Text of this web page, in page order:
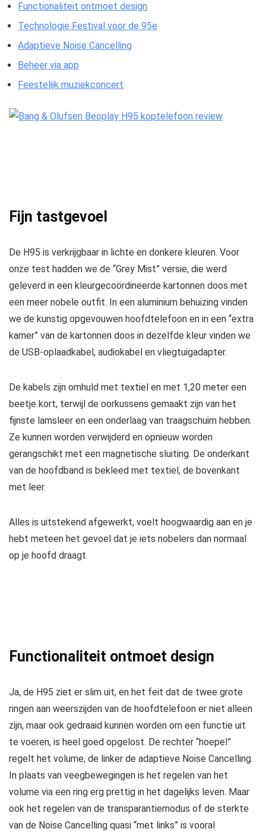
Functionaliteit ontmoet design
Technologie Festival voor de 95e
Adaptieve Noise Cancelling
Beheer via app
Feestelijk muziekconcert
Fijn tastgevoel
De H95 is verkrijgbaar in lichte en donkere kleuren. Voor
onze test hadden we de “Grey Mist” versie, die werd
geleverd in een kleurgecoördineerde kartonnen doos met
een meer nobele outfit. In een aluminium behuizing vinden
we de kunstig opgevouwen hoofdtelefoon en in een “extra
kamer” van de kartonnen doos in dezelfde kleur vinden we
de USB-oplaadkabel, audiokabel en vliegtuigadapter.
De kabels zijn omhuld met textiel en met 1,20 meter een
beetje kort, terwijl de oorkussens gemaakt zijn van het
fijnste lamsleer en een onderlaag van traagschuim hebben.
Ze kunnen worden verwijderd en opnieuw worden
gerangschikt met een magnetische sluiting. De onderkant
van de hoofdband is bekleed met textiel, de bovenkant
met leer.
Alles is uitstekend afgewerkt, voelt hoogwaardig aan en je
hebt meteen het gevoel dat je iets nobelers dan normaal
op je hoofd draagt.
Functionaliteit ontmoet design
Ja, de H95 ziet er slim uit, en het feit dat de twee grote
ringen aan weerszijden van de hoofdtelefoon er niet alleen
zijn, maar ook gedraaid kunnen worden om een functie uit
te voeren, is heel goed opgelost. De rechter “hoepel”
regelt het volume, de linker de adaptieve Noise Cancelling.
In plaats van veegbewegingen is het regelen van het
volume via een ring erg prettig in het dagelijks leven. Maar
ook het regelen van de transparantiemodus of de sterkte
van de Noise Cancelling quasi “met links” is vooral